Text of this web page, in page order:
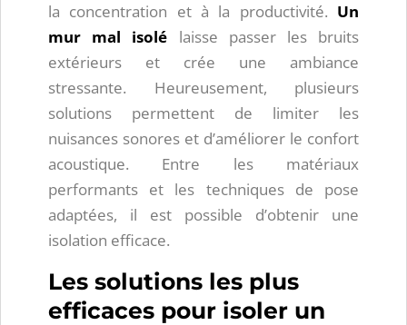
la concentration et à la productivité. Un
mur mal isolé laisse passer les bruits
extérieurs et crée une ambiance
stressante. Heureusement, plusieurs
solutions permettent de limiter les
nuisances sonores et d’améliorer le confort
acoustique. Entre les matériaux
performants et les techniques de pose
adaptées, il est possible d’obtenir une
isolation efficace.
Les solutions les plus
efficaces pour isoler un